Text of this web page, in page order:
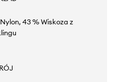
43 % Wiskoza z